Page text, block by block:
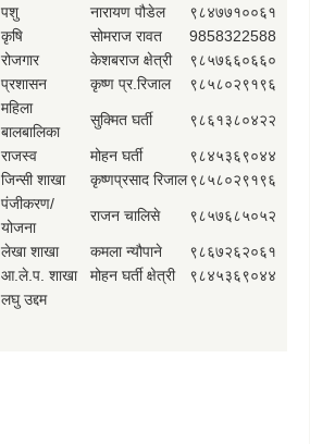
पशु नारायण पौडेल
९८४७७१००६१
कृषि सोमराज रावत
9858322588
रोजगार केशबराज क्षेत्री
९८५७६६०६६०
प्रशासन कृष्ण प्र.रिजाल ९८५८०२९१९६
महिला
बालबालिका
सुक्मित घर्ती ९८६१३८०४२२
राजस्व मोहन घर्ती
९८४५३६९०४४
जिन्सी शाखा कृष्णप्रसाद रिजाल९८५८०२९१९६
पंजीकरण/
योजना
राजन चालिसे ९८५७६८५०५२
लेखा शाखा कमला न्यौपाने
९८६७२६२०६१
आ.ले.प. शाखा मोहन घर्ती क्षेत्री
९८४५३६९०४४
लघु उद्दम